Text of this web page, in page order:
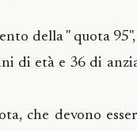
della " quota
di età e 36 di
che devono